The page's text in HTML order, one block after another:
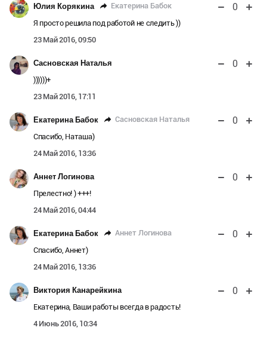
Юлия Корякина Екатерина Бабок 0
Я просто решила под работой не следить ))
23 Май 2016, 09:50
Сасновская Наталья 0
))))))+
23 Май 2016, 17:11
Екатерина Бабок Сасновская Наталья 0
Спасибо, Наташа)
24 Май 2016, 13:36
Аннет Логинова 0
Прелестно! ) +++!
24 Май 2016, 04:44
Екатерина Бабок Аннет Логинова 0
Спасибо, Аннет)
24 Май 2016, 13:36
Виктория Канарейкина 0
Екатерина, Ваши работы всегда в радость!
4 Июнь 2016, 10:34